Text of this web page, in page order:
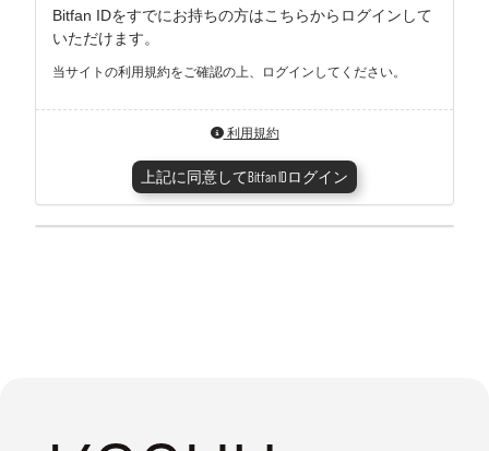
Bitfan IDをすでにお持ちの方はこちらからログインして
いただけます。
当サイトの利用規約をご確認の上、ログインしてください。
利用規約
上記に同意してBitfan IDログイン